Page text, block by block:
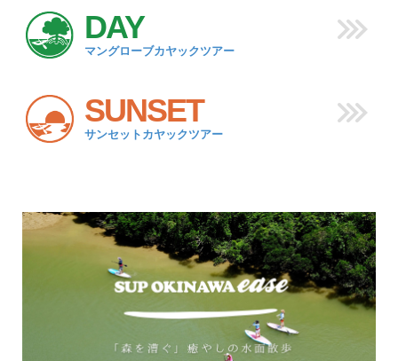
DAY
マングローブカヤックツアー
SUNSET
サンセットカヤックツアー